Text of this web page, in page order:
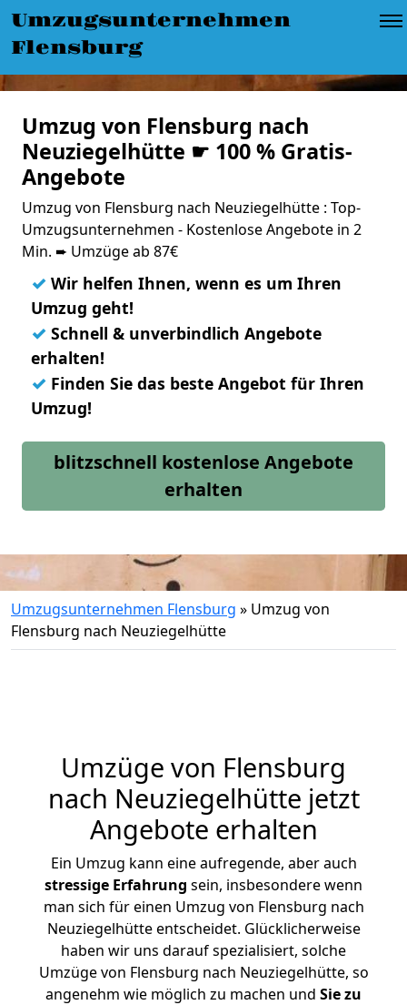
Umzugsunternehmen
Flensburg
Umzug von Flensburg nach
Neuziegelhütte ☛ 100 % Gratis-
Angebote
Umzug von Flensburg nach Neuziegelhütte : Top-
Umzugsunternehmen - Kostenlose Angebote in 2
Min. ➨ Umzüge ab 87€
✓ Wir helfen Ihnen, wenn es um Ihren
Umzug geht!
✓ Schnell & unverbindlich Angebote
erhalten!
✓ Finden Sie das beste Angebot für Ihren
Umzug!
blitzschnell kostenlose Angebote
erhalten
Umzugsunternehmen Flensburg » Umzug von
Flensburg nach Neuziegelhütte
Umzüge von Flensburg
nach Neuziegelhütte jetzt
Angebote erhalten
Ein Umzug kann eine aufregende, aber auch
stressige Erfahrung sein, insbesondere wenn
man sich für einen Umzug von Flensburg nach
Neuziegelhütte entscheidet. Glücklicherweise
haben wir uns darauf spezialisiert, solche
Umzüge von Flensburg nach Neuziegelhütte, so
angenehm wie möglich zu machen und Sie zu